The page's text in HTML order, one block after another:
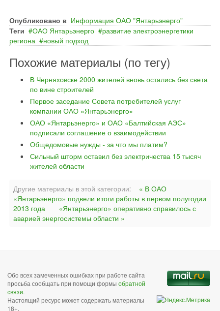
Опубликовано в Информация ОАО "Янтарьэнерго"
Теги
ОАО Янтарьэнерго
развитие электроэнергетики
региона
новый подход
Похожие материалы (по тегу)
В Черняховске 2000 жителей вновь остались без света
по вине строителей
Первое заседание Совета потребителей услуг
компании ОАО «Янтарьэнерго»
ОАО «Янтарьэнерго» и ОАО «Балтийская АЭС»
подписали соглашение о взаимодействии
Общедомовые нужды - за что мы платим?
Сильный шторм оставил без электричества 15 тысяч
жителей области
Другие материалы в этой категории:
« В ОАО
«Янтарьэнерго» подвели итоги работы в первом полугодии
2013 года
«Янтарьэнерго» оперативно справилось с
аварией энергосистемы области »
Обо всех замеченных ошибках при работе сайта
просьба сообщать при помощи формы обратной
связи.
Настоящий ресурс может содержать материалы
18+.